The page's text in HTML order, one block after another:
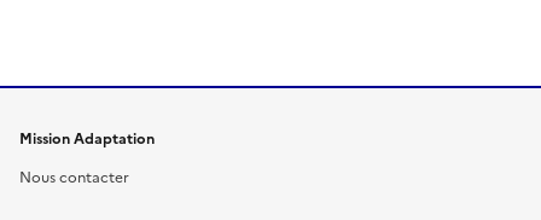
Mission Adaptation
Nous contacter